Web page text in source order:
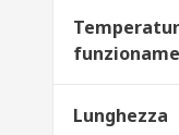
Lunghezza